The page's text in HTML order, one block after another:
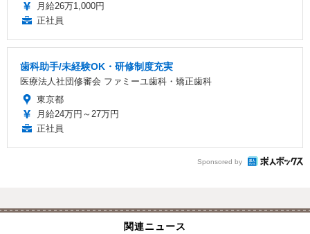
月給26万1,000円
正社員
歯科助手/未経験OK・研修制度充実
医療法人社団修審会 ファミーユ歯科・矯正歯科
東京都
月給24万円～27万円
正社員
Sponsored by
関連ニュース